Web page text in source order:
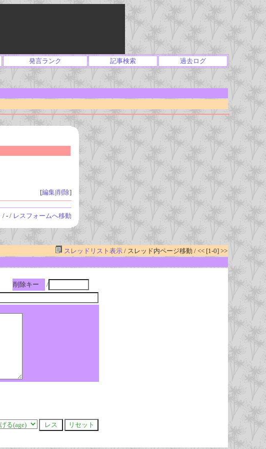
発言ランク 記事検索 過去ログ
[編集|削除]
/ - / レスフォームへ移動
スレッドリスト表示/ スレッド内ページ移動 / << [1-0] >>
削除キー
/